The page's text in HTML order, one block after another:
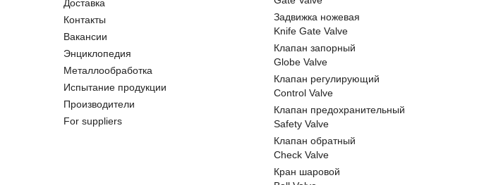
Доставка
Контакты
Вакансии
Энциклопедия
Металлообработка
Испытание продукции
Производители
For suppliers
Задвижка ножевая
Knife Gate Valve
Клапан запорный
Globe Valve
Клапан регулирующий
Control Valve
Клапан предохранительный
Safety Valve
Клапан обратный
Check Valve
Кран шаровой